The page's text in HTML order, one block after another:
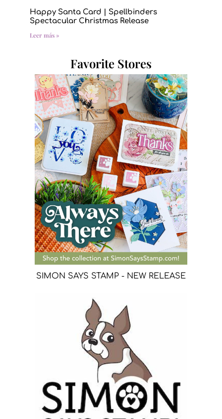
Happy Santa Card | Spellbinders
Spectacular Christmas Release
Leer más »
Favorite Stores
SIMON SAYS STAMP - NEW RELEASE